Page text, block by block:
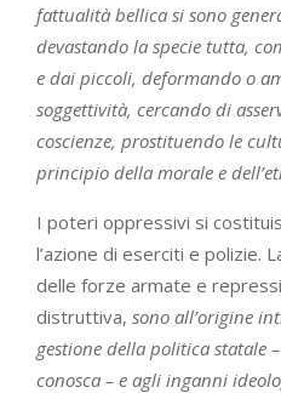
fattualità bellica si sono
devastando la specie tutta,
e dai piccoli, deformando o
soggettività, cercando di
coscienze, prostituendo le
principio della morale e
I poteri oppressivi si
l’azione di eserciti e polizie.
delle forze armate e
distruttiva, sono all’origine
gestione della politica statale
conosca – e agli inganni